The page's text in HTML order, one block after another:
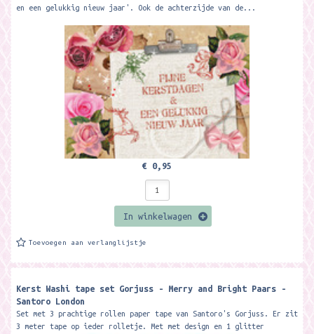
en een gelukkig nieuw jaar'. Ook de achterzijde van de...
€ 0,95
In winkelwagen
Toevoegen aan verlanglijstje
Kerst Washi tape set Gorjuss - Merry and Bright Paars -
Santoro London
Set met 3 prachtige rollen paper tape van Santoro's Gorjuss. Er zit
3 meter tape op ieder rolletje. Met met design en 1 glitter